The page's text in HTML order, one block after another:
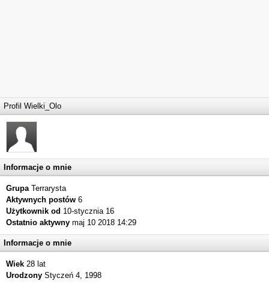
Profil Wielki_Olo
Informacje o mnie
GrupaTerrarysta
Aktywnych postów 6
Użytkownik od 10-stycznia 16
Ostatnio aktywny maj 10 2018 14:29
Informacje o mnie
Wiek 28 lat
Urodzony Styczeń 4, 1998